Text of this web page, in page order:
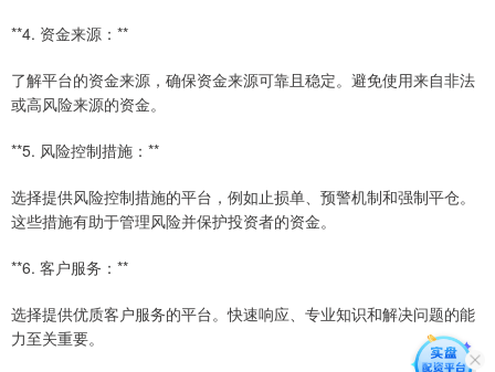
**4. 资金来源：**
了解平台的资金来源，确保资金来源可靠且稳定。避免使用来自非法
或高风险来源的资金。
**5. 风险控制措施：**
选择提供风险控制措施的平台，例如止损单、预警机制和强制平仓。
这些措施有助于管理风险并保护投资者的资金。
**6. 客户服务：**
选择提供优质客户服务的平台。快速响应、专业知识和解决问题的能
力至关重要。